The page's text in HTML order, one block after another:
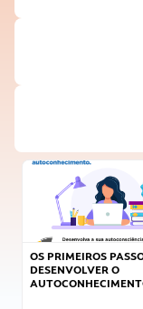
OS PRIMEIROS
DESENVOLVER O